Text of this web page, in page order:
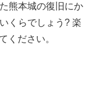
熊本城の復旧にか
くらでしょう? 楽
ください。